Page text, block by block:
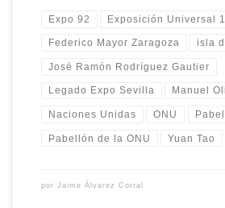
Expo 92 Exposición Universal
Federico Mayor Zaragoza isla
José Ramón Rodríguez Gautier
Legado Expo Sevilla Manuel
Naciones Unidas ONU
Pabellón de la ONU Yuan Tao
por Jaime Álvarez Corral